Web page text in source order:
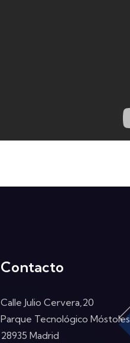
Contacto
Calle Julio Cervera,20
Parque Tecnológico Móstoles
28935 Madrid